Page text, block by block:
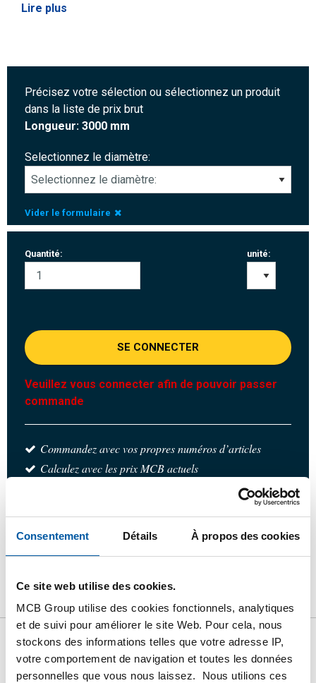
Consentement Détails À propos des cookies
Ce site web utilise des cookies.
MCB Group utilise des cookies fonctionnels, analytiques
et de suivi pour améliorer le site Web. Pour cela, nous
stockons des informations telles que votre adresse IP,
votre comportement de navigation et toutes les données
personnelles que vous nous laissez. Nous utilions ces
Lire plus
Précisez votre sélection ou sélectionnez un produit
dans la liste de prix brut
Longueur: 3000 mm
Selectionnez le diamètre:
Vider le formulaire
Quantité: unité:
SE CONNECTER
Veuillez vous connecter afin de pouvoir passer
commande
Commandez avec vos propres numéros d’articles
Calculez avec les prix MCB actuels
Téléchargements Caractéristiques
Liste de prix bruts: Inox